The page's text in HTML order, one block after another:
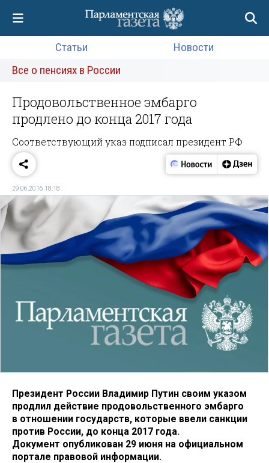
Статьи
Новости
Все о пенсиях в России
Продовольственное эмбарго
продлено до конца 2017 года
Соответствующий указ подписал президент РФ
29.06.2016 18:18
Президент России Владимир Путин своим указом
продлил действие продовольственного эмбарго
в отношении государств, которые ввели санкции
против России, до конца 2017 года.
Документ опубликован 29 июня на официальном
портале правовой информации.